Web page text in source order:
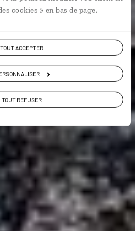
cookies » en bas de page.
TOUT ACCEPTER
TOUT REFUSER
Finlande)
DE VOYAGE EN FINLANDE